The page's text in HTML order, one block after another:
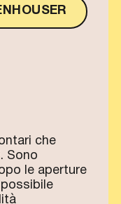
che
Sono
le aperture